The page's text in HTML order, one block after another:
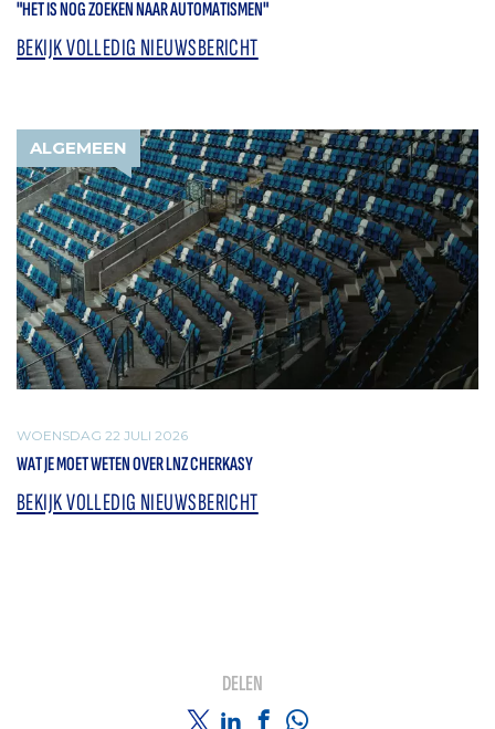
"HET IS NOG ZOEKEN NAAR AUTOMATISMEN"
BEKIJK VOLLEDIG NIEUWSBERICHT
ALGEMEEN
WOENSDAG 22 JULI 2026
WAT JE MOET WETEN OVER LNZ CHERKASY
BEKIJK VOLLEDIG NIEUWSBERICHT
DELEN